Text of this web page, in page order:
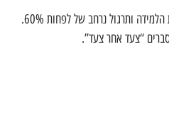
ותרגול נרחב של לפחות 60%.
“צעד אחר צעד”.